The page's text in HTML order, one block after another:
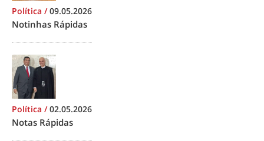
Política /09.05.2026
Notinhas Rápidas
Política /02.05.2026
Notas Rápidas